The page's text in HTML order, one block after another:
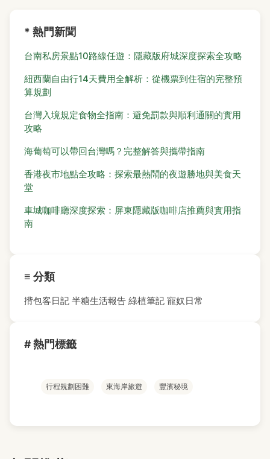
* 熱門新聞
台南私房景點10路線任遊：隱藏版府城深度探索全攻略
紐西蘭自由行14天費用全解析：從機票到住宿的完整預
算規劃
台灣入境規定食物全指南：避免罰款與順利通關的實用
攻略
海葡萄可以帶回台灣嗎？完整解答與攜帶指南
香港夜市地點全攻略：探索最熱鬧的夜遊勝地與美食天
堂
車城咖啡廳深度探索：屏東隱藏版咖啡店推薦與實用指
南
≡ 分類
揹包客日記 半糖生活報告 綠植筆記 寵奴日常
# 熱門標籤
行程規劃困難 東海岸旅遊 豐濱秘境